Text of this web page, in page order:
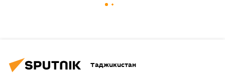
Таджикистан